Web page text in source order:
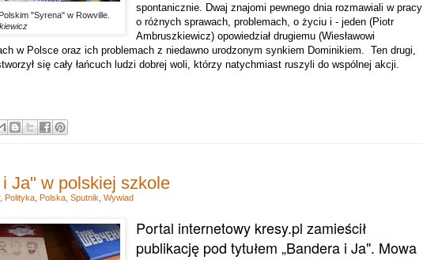
"Syrena" w Rowville.
spontanicznie. Dwaj znajomi pewnego dnia rozmawiali w pracy
o różnych sprawach, problemach, o życiu i - jeden (Piotr
Ambruszkiewicz) opowiedział drugiemu (Wiesławowi
w Polsce oraz ich problemach z niedawno urodzonym synkiem Dominikiem.
Ten drugi,
się cały łańcuch ludzi dobrej woli, którzy natychmiast ruszyli do wspólnej akcji.
Ja" w polskiej szkole
Portal internetowy kresy.pl zamieścił
publikację pod tytułem „Bandera i Ja". Mowa
, Polityka, Polska, Sputnik Wywiad